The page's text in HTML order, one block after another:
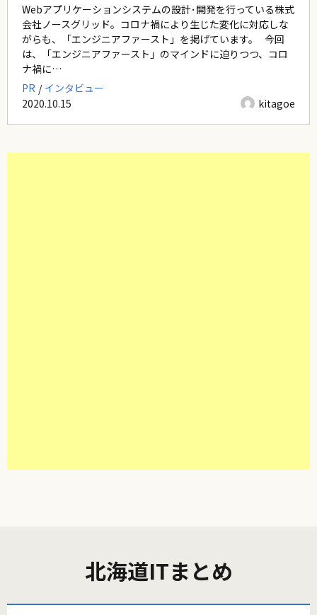
Webアプリケーションシステムの設計･開発を行っている株式
会社ノースグリッド。コロナ禍により生じた変化に対応しな
がらも、「エンジニアファースト」を掲げています。 今回
は、「エンジニアファースト」のマインドに迫りつつ、コロ
ナ禍に…
PR
インタビュー
2020.10.15
kitagoe
北海道ITまとめ